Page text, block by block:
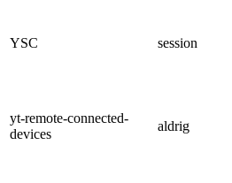
YSC session
yt-remote-connected-
devices
aldrig